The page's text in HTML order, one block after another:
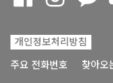
개인정보처리방침
주요 전화번호
찾아오